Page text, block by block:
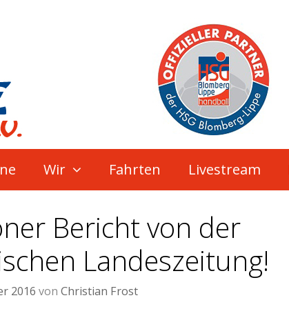
Wir Fahrten Livestream
Bericht von der
Landeszeitung!
2016 von Christian Frost